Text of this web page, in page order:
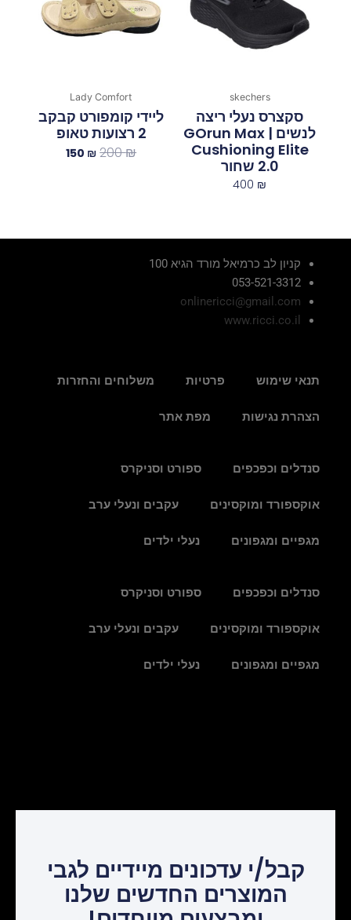
skechers
סקצרס נעלי ריצה
לנשים | GOrun Max
Cushioning Elite
2.0 שחור
400 ₪
Lady Comfort
ליידי קומפורט קבקב
2 רצועות טאופ
200₪
150 ₪
קניון לב כרמיאל מורד הגיא 100
053-521-3312
onlinericci@gmail.com
www.ricci.co.il
תנאי שימוש פרטיות משלוחים והחזרות
הצהרת נגישות מפת אתר
סנדלים וכפכפים ספורט וסניקרס
אוקספורד ומוקסינים עקבים ונעלי ערב
מגפיים ומגפונים נעלי ילדים
סנדלים וכפכפים ספורט וסניקרס
אוקספורד ומוקסינים עקבים ונעלי ערב
מגפיים ומגפונים נעלי ילדים
קבל/י עדכונים מיידיים לגבי
המוצרים החדשים שלנו